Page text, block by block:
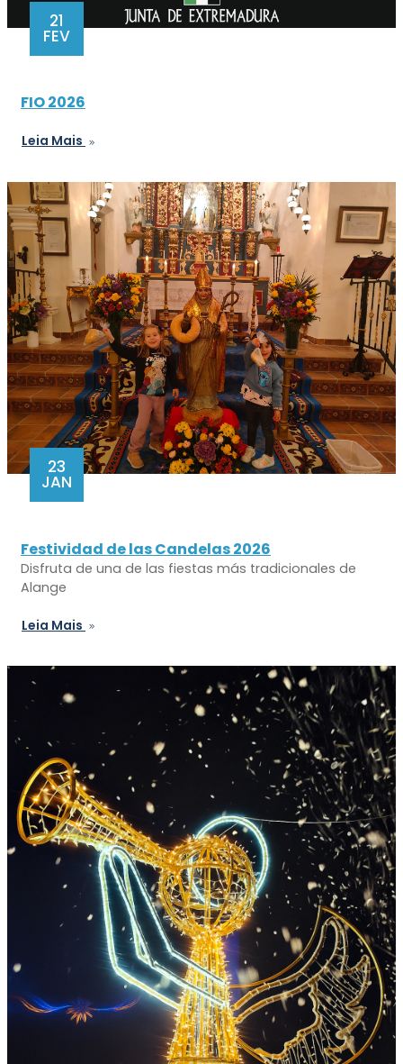
21
FEV
FIO 2026
Leia Mais
23
JAN
Festividad de las Candelas 2026
Disfruta de una de las fiestas más tradicionales de
Alange
Leia Mais